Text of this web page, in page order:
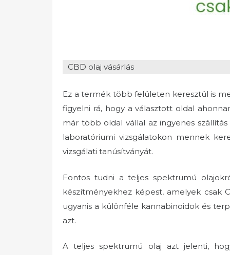
CBD olaj vásárlás
Ez a termék több felületen keresztül is
figyelni rá, hogy a választott oldal
már több oldal vállal az ingyenes
laboratóriumi vizsgálatokon mennek
vizsgálati tanúsítványát.
Fontos tudni a teljes spektrumú
készítményekhez képest, amelyek csak
ugyanis a különféle kannabinoidok és
azt.
A teljes spektrumú olaj azt jelenti,